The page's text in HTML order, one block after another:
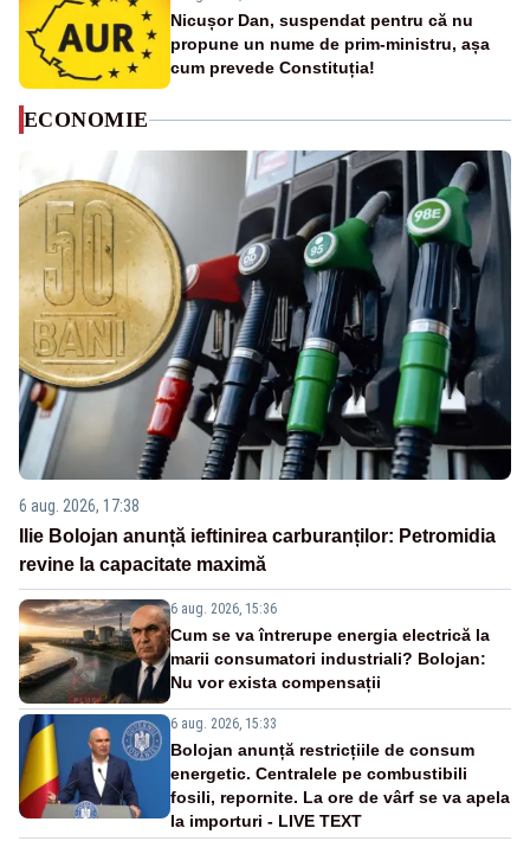
Nicușor Dan, suspendat pentru că nu
propune un nume de prim-ministru, așa
cum prevede Constituția!
ECONOMIE
6 aug. 2026, 17:38
Ilie Bolojan anunță ieftinirea carburanților: Petromidia
revine la capacitate maximă
6 aug. 2026, 15:36
Cum se va întrerupe energia electrică la
marii consumatori industriali? Bolojan:
Nu vor exista compensații
6 aug. 2026, 15:33
Bolojan anunță restricțiile de consum
energetic. Centralele pe combustibili
fosili, repornite. La ore de vârf se va apela
la importuri - LIVE TEXT